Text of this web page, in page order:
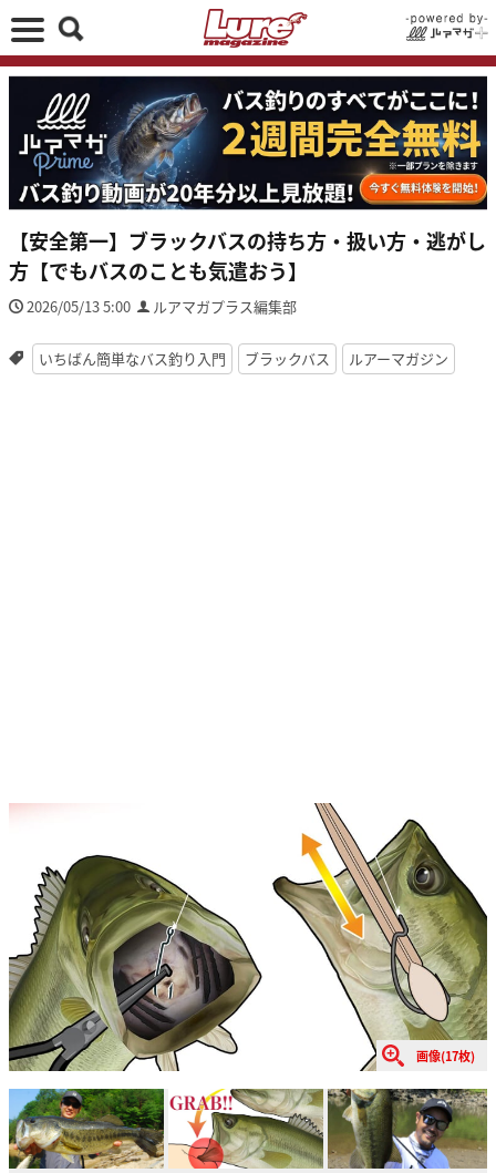
【安全第一】ブラックバスの持ち方・扱い方・逃がし
方【でもバスのことも気遣おう】
2026/05/13 5:00 ルアマガプラス編集部
いちばん簡単なバス釣り入門 ブラックバス ルアーマガジン
画像(17枚)